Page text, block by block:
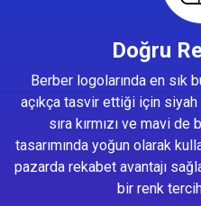
Doğru
Berber logolarında en sık
açıkça tasvir ettiği için siyah
sıra kırmızı ve mavi de
tasarımında yoğun olarak
pazarda rekabet avantajı
bir renk